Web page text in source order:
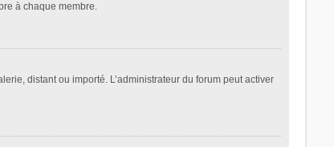
à chaque membre.
distant ou importé. L’administrateur du forum peut activer